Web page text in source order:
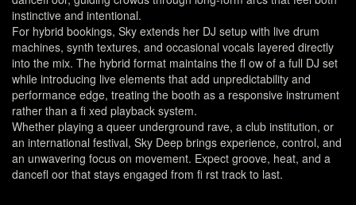
instinctive and intentional.
For hybrid bookings, Sky extends her DJ setup with live drum
machines, synth textures, and occasional vocals layered directly
into the mix. The hybrid format maintains the fl ow of a full DJ set
while introducing live elements that add unpredictability and
performance edge, treating the booth as a responsive instrument
rather than a fi xed playback system.
Whether playing a queer underground rave, a club institution, or
an international festival, Sky Deep brings experience, control, and
an unwavering focus on movement. Expect groove, heat, and a
dancefl oor that stays engaged from fi rst track to last.